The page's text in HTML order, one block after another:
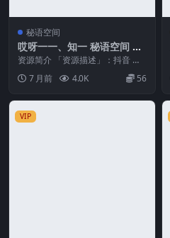
秘语空间
哎呀一一、知一 秘语空间 N
O.002期
资源简介 「资源描述」：抖音 哎
呀一一、知一 秘语空间 NO.002期
【32P...
7 月前 4.0K 56
VIP